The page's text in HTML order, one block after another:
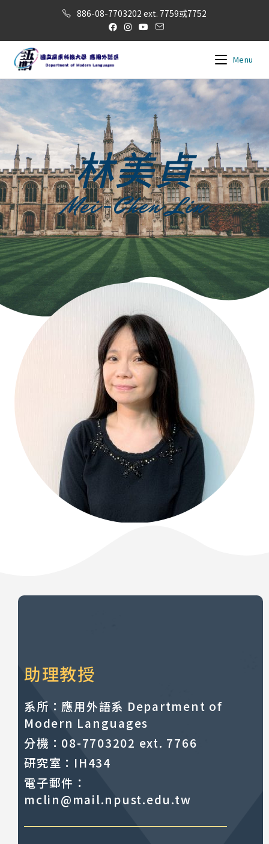
886-08-7703202 ext. 7759或7752
Menu
林美貞
Mei-Chen Lin
助理教授
系所：應用外語系 Department of
Modern Languages
分機：08-7703202 ext. 7766
研究室：IH434
電子郵件：
mclin@mail.npust.edu.tw